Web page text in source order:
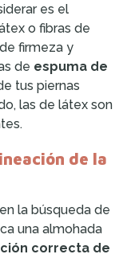
es el
o fibras de
firmeza y
de espuma de
tus piernas
las de látex son
de la
la búsqueda de
una almohada
correcta de